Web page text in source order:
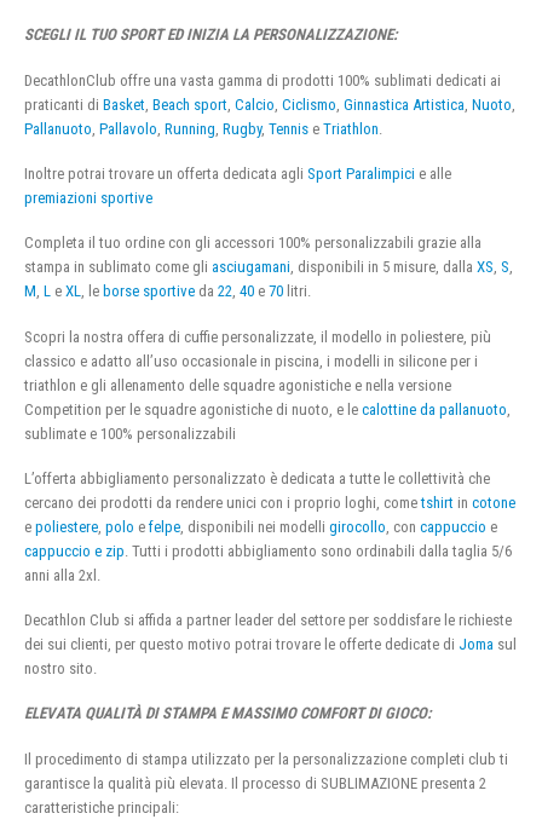
SCEGLI IL TUO SPORT ED INIZIA LA PERSONALIZZAZIONE:
DecathlonClub offre una vasta gamma di prodotti 100% sublimati dedicati ai
praticanti di Basket Beach sport Calcio Ciclismo Ginnastica Artistica Nuoto
Pallanuoto Pallavolo Running Rugby, Tennis e Triathlon
Inoltre potrai trovare un offerta dedicata agli Sport Paralimpici e alle
premiazioni sportive
Completa il tuo ordine con gli accessori 100% personalizzabili grazie alla
stampa in sublimato come gli asciugamani, disponibili in 5 misure, dalla XS, S,
M, L e XL, le borse sportive da 22, 40 e 70 litri.
Scopri la nostra offera di cuffie personalizzate, il modello in poliestere, più
classico e adatto all’uso occasionale in piscina, i modelli in silicone per i
triathlon e gli allenamento delle squadre agonistiche e nella versione
Competition per le squadre agonistiche di nuoto, e le calottine da pallanuoto
sublimate e 100% personalizzabili
L’offerta abbigliamento personalizzato è dedicata a tutte le collettività che
cercano dei prodotti da rendere unici con i proprio loghi, cometshirt in cotone
e poliestere polo e felpe , disponibili nei modelli girocollo , con cappuccio e
cappuccio e zip . Tutti i prodotti abbigliamento sono ordinabili dalla taglia 5/6
anni alla 2xl.
Decathlon Club si affida a partner leader del settore per soddisfare le richieste
dei sui clienti, per questo motivo potrai trovare le offerte dedicate di Joma sul
nostro sito.
ELEVATA QUALITÀ DI STAMPA E MASSIMO COMFORT DI GIOCO:
Il procedimento di stampa utilizzato per la personalizzazione completi club ti
garantisce la qualità più elevata. Il processo di SUBLIMAZIONE presenta 2
caratteristiche principali: